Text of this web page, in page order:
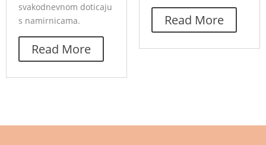
svakodnevnom doticaju
s namirnicama.
Read More
Read More